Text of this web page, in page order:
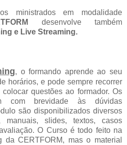
ministrados em modalidade
desenvolve também
e Live Streaming.
, o formando aprende ao seu
horários, e pode sempre recorrer
questões ao formador. Os
com brevidade às dúvidas
são disponibilizados diversos
manuais, slides, textos, casos
O Curso é todo feito na
da CERTFORM, mas o material